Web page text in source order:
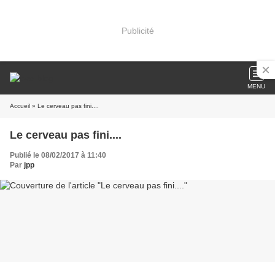
Publicité
MENU
Accueil » Le cerveau pas fini....
Le cerveau pas fini....
Publié le 08/02/2017 à 11:40
Par jpp